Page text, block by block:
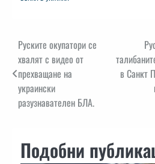
Навигация
Руските окупатори се
хвалят с видео от
прехващане на
украински
разузнавателен БЛА.
в Санкт
Подобни